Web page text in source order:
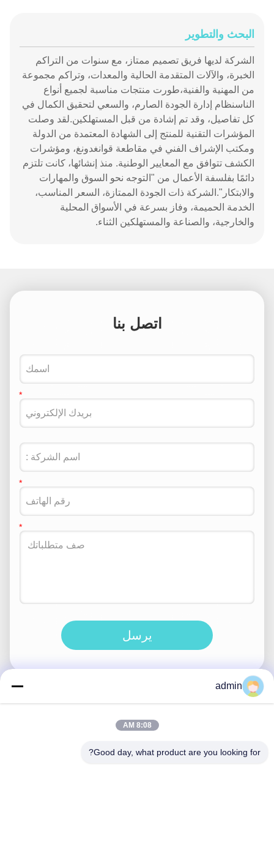
البحث والتطوير
الشركة لديها فريق تصميم ممتاز، مع سنوات من التراكم
الخبرة، والآلات المتقدمة الحالية والمعدات، وتراكم مجموعة
من المهنية والفنية،طورت منتجات مناسبة لجميع أنواع
الناسنظام إدارة الجودة الصارم، والسعي لتحقيق الكمال في
كل تفاصيل، وقد تم إشادة من قبل المستهلكين.لقد وصلت
المؤشرات التقنية للمنتج إلى الشهادة المعتمدة من الدولة
ومكتب الإشراف الفني في مقاطعة قوانغدونغ، ومؤشرات
الكشف تتوافق مع المعايير الوطنية. منذ إنشائها، كانت تلتزم
دائمًا بفلسفة الأعمال من "التوجه نحو السوق والمهارات
والابتكار".الشركة ذات الجودة الممتازة، السعر المناسب،
الخدمة الحميمة، وفاز بسرعة في الأسواق المحلية
والخارجية، والصناعة والمستهلكين الثناء.
اتصل بنا
يرسل
عنوان
admin
8:08 AM
Good day, what product are you looking for?